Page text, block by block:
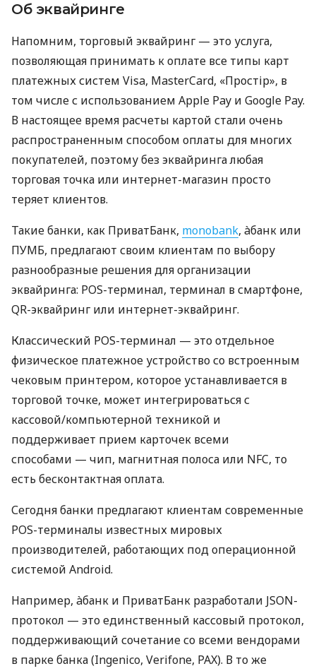
Об эквайринге
Напомним, торговый эквайринг — это услуга,
позволяющая принимать к оплате все типы карт
платежных систем Visa, MasterCard, «Простір», в
том числе с использованием Apple Pay и Google Pay.
В настоящее время расчеты картой стали очень
распространенным способом оплаты для многих
покупателей, поэтому без эквайринга любая
торговая точка или интернет-магазин просто
теряет клиентов.
Такие банки, как ПриватБанк, monobank, àбанк или
ПУМБ, предлагают своим клиентам по выбору
разнообразные решения для организации
эквайринга: POS-терминал, терминал в смартфоне,
QR-эквайринг или интернет-эквайринг.
Классический POS-терминал — это отдельное
физическое платежное устройство со встроенным
чековым принтером, которое устанавливается в
торговой точке, может интегрироваться с
кассовой/компьютерной техникой и
поддерживает прием карточек всеми
способами — чип, магнитная полоса или NFC, то
есть бесконтактная оплата.
Сегодня банки предлагают клиентам современные
POS-терминалы известных мировых
производителей, работающих под операционной
системой Android.
Например, àбанк и ПриватБанк разработали JSON-
протокол — это единственный кассовый протокол,
поддерживающий сочетание со всеми вендорами
в парке банка (Ingenico, Verifone, PAX). В то же